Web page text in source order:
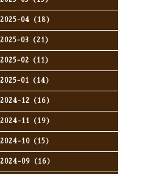
2025-04（18）
2025-03（21）
2025-02（11）
2025-01（14）
2024-12（16）
2024-11（19）
2024-10（15）
2024-09（16）